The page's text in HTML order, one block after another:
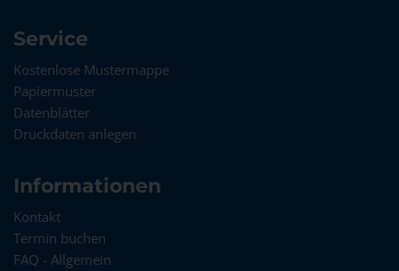
Service
Kostenlose Mustermappe
Papiermuster
Datenblätter
Druckdaten anlegen
Informationen
Kontakt
Termin buchen
FAQ - Allgemein